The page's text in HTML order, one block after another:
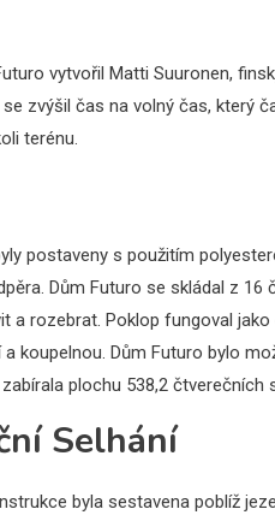
vytvořil Matti Suuronen,
se zvýšil čas na volný čas, který
terénu.
postaveny s použitím
Dům Futuro se skládal z
a rozebrat. Poklop fungoval
a koupelnou. Dům Futuro bylo
plochu 538,2 čtverečních
Selhání
byla sestavena poblíž